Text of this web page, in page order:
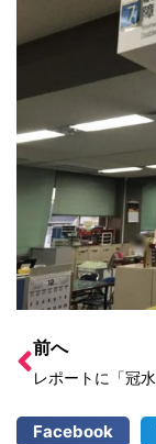
前へ
Facebook